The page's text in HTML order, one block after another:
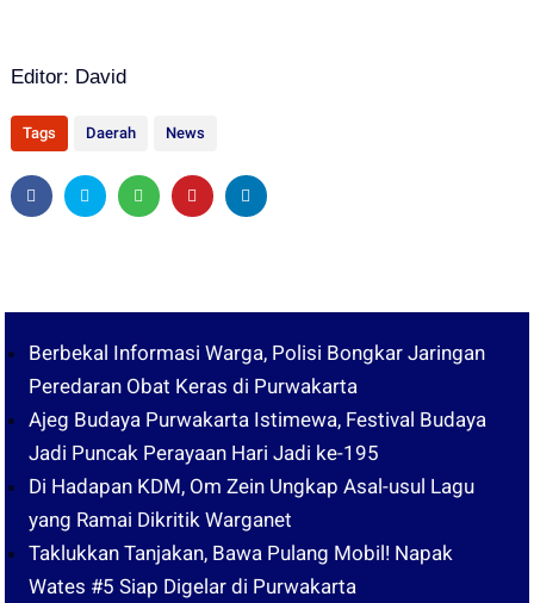
Editor: David
Tags Daerah News
Berbekal Informasi Warga, Polisi Bongkar Jaringan
Peredaran Obat Keras di Purwakarta
Ajeg Budaya Purwakarta Istimewa, Festival Budaya
Jadi Puncak Perayaan Hari Jadi ke-195
Di Hadapan KDM, Om Zein Ungkap Asal-usul Lagu
yang Ramai Dikritik Warganet
Taklukkan Tanjakan, Bawa Pulang Mobil! Napak
Wates #5 Siap Digelar di Purwakarta